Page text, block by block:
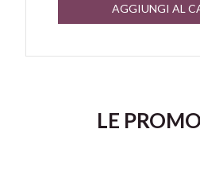
AGGIUNGI AL
LE